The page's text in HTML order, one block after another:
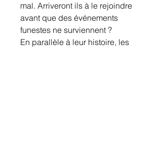
mal. Arriveront ils à le rejoindre
avant que des événements
funestes ne surviennent ?
En parallèle à leur histoire, les